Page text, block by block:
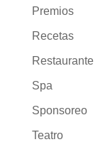
Premios
Recetas
Restaurante
Spa
Sponsoreo
Teatro